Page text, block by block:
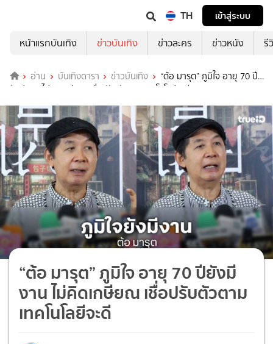
TH
เข้าสู่ระบบ
หน้าแรกบันเทิง
ข่าวบันเทิง ข่าวละคร ข่าวหนัง รี
อ่าน บันเทิงดารา ข่าวบันเทิง
“ต้อ มารุต” ภูมิใจ อายุ 70 ปี
ยังมีงาน ไม่คิดเกษียณ เชื่อปรับตัวตามเทคโนโลยีจะดี
“ต้อ มารุต” ภูมิใจ อายุ 70 ปียังมี
งาน ไม่คิดเกษียณ เชื่อปรับตัวตาม
เทคโนโลยีจะดี